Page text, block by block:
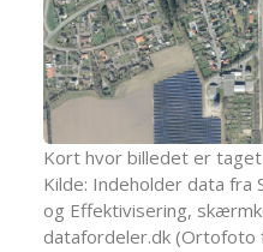
Kort hvor billedet er
Kilde: Indeholder data fra
og Effektivisering,
datafordeler.dk (Ortofoto